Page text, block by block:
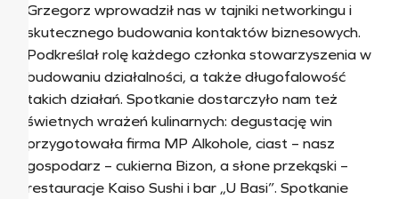
Grzegorz wprowadził nas w tajniki networkingu i
skutecznego budowania kontaktów biznesowych.
Podkreślał rolę każdego członka stowarzyszenia w
budowaniu działalności, a także długofalowość
takich działań. Spotkanie dostarczyło nam też
świetnych wrażeń kulinarnych: degustację win
przygotowała firma MP Alkohole, ciast – nasz
gospodarz – cukierna Bizon, a słone przekąski –
restauracje Kaiso Sushi i bar „U Basi”. Spotkanie